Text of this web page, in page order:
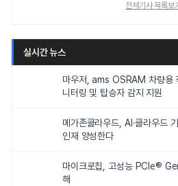
전체기사 목록보기
실시간 뉴스
마우저, ams OSRAM 차량용
니터링 및 탑승자 감지 지원
메가존클라우드, AI·클라우드
인재 양성한다
마이크로칩, 고성능 PCIe®
해